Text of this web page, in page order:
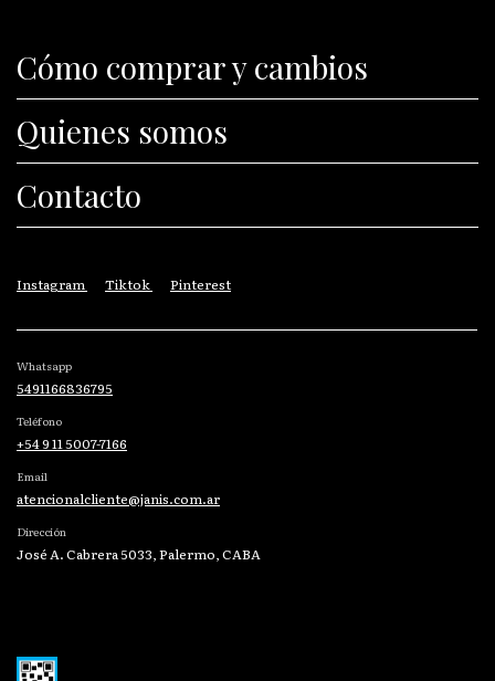
Cómo comprar y cambios
Quienes somos
Contacto
Instagram Tiktok Pinterest
Whatsapp
5491166836795
Teléfono
+54 9 11 5007-7166
Email
atencionalcliente@janis.com.ar
Dirección
José A. Cabrera 5033, Palermo, CABA